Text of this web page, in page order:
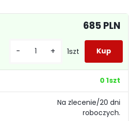
0 1szt
Na zlecenie/20 dni
roboczych.
685 PLN
- + 1szt